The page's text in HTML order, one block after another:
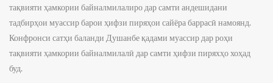
тақвияти ҳамкории байналмилалиро дар самти андешидани
тадбирҳои муассир барои ҳифзи пиряҳои сайёра баррасӣ намоянд.
Конфронси сатҳи баланди Душанбе қадами муассир дар роҳи
тақвияти ҳамкории байналмилалӣ дар самти ҳифзи пиряхҳо хоҳад
буд.